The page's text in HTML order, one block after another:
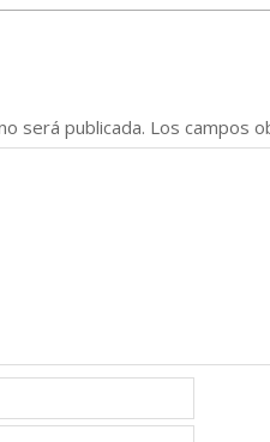
será publicada. Los campos